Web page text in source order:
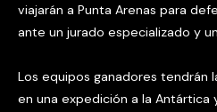
viajarán a Punta Arenas para
ante un jurado especializado y
Los equipos ganadores tendrán
en una expedición a la